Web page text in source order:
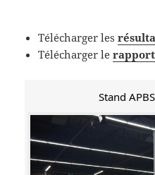
Télécharger les
Télécharger lerapport
Stand